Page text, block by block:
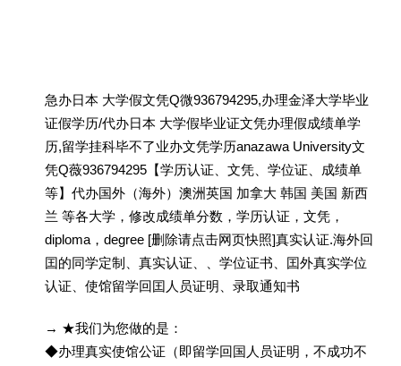
急办日本 大学假文凭Q微936794295,办理金泽大学毕业
证假学历/代办日本 大学假毕业证文凭办理假成绩单学
历,留学挂科毕不了业办文凭学历anazawa University文
凭Q薇936794295【学历认证、文凭、学位证、成绩单
等】代办国外（海外）澳洲英国 加拿大 韩国 美国 新西
兰 等各大学，修改成绩单分数，学历认证，文凭，
diploma，degree [删除请点击网页快照]真实认证.海外回
囯的同学定制、真实认证、、学位证书、囯外真实学位
认证、使馆留学回囯人员证明、录取通知书
→ ★我们为您做的是：
◆办理真实使馆公证（即留学回国人员证明，不成功不